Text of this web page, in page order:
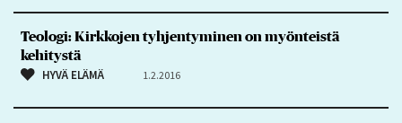
Teologi: Kirkkojen tyhjentyminen on myönteistä
kehitystä
HYVÄ ELÄMÄ 1.2.2016